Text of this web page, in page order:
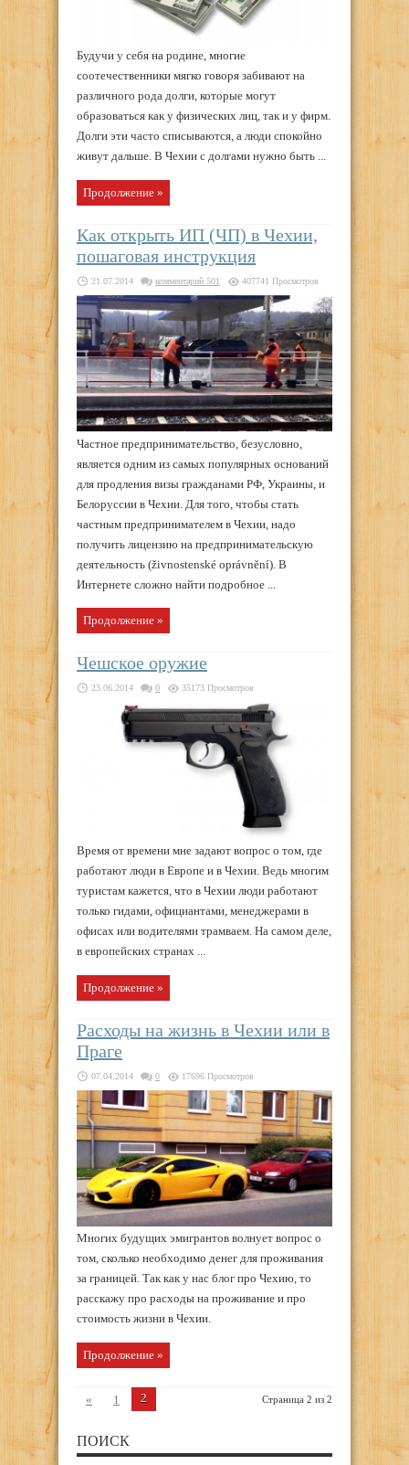
Будучи у себя на родине, многие
соотечественники мягко говоря забивают на
различного рода долги, которые могут
образоваться как у физических лиц, так и у фирм.
Долги эти часто списываются, а люди спокойно
живут дальше. В Чехии с долгами нужно быть ...
Продолжение »
Как открыть ИП (ЧП) в Чехии,
пошаговая инструкция
21.07.2014 комментарий 501 407741 Просмотров
Частное предпринимательство, безусловно,
является одним из самых популярных оснований
для продления визы гражданами РФ, Украины, и
Белоруссии в Чехии. Для того, чтобы стать
частным предпринимателем в Чехии, надо
получить лицензию на предпринимательскую
деятельность (živnostenské oprávnění). В
Интернете сложно найти подробное ...
Продолжение »
Чешское оружие
23.06.2014 0 35173 Просмотров
Время от времени мне задают вопрос о том, где
работают люди в Европе и в Чехии. Ведь многим
туристам кажется, что в Чехии люди работают
только гидами, официантами, менеджерами в
офисах или водителями трамваем. На самом деле,
в европейских странах ...
Продолжение »
Расходы на жизнь в Чехии или в
Праге
07.04.2014 0 17696 Просмотров
Многих будущих эмигрантов волнует вопрос о
том, сколько необходимо денег для проживания
за границей. Так как у нас блог про Чехию, то
расскажу про расходы на проживание и про
стоимость жизни в Чехии.
Продолжение »
Страница 2 из 2
« 1 2
ПОИСК